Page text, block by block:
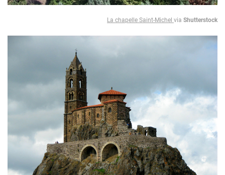
La chapelle Saint-Michel via Shutterstock